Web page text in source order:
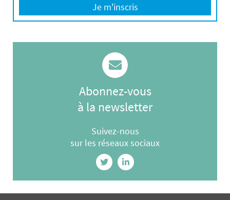
Je m'inscris
Abonnez-vous
à la newsletter
Suivez-nous
sur les réseaux sociaux